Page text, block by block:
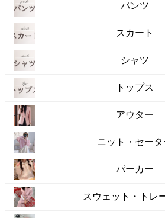
パンツ
スカート
シャツ
トップス
アウター
ニット・セータ
パーカー
スウェット・トレ